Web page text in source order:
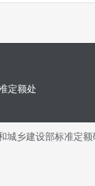
定额处
城乡建设部标准定额